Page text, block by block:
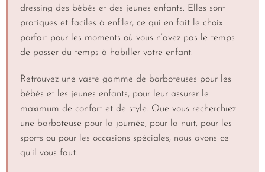
dressing des bébés et des jeunes enfants. Elles sont
pratiques et faciles à enfiler, ce qui en fait le choix
parfait pour les moments où vous n’avez pas le temps
de passer du temps à habiller votre enfant.
Retrouvez une vaste gamme de barboteuses pour les
bébés et les jeunes enfants, pour leur assurer le
maximum de confort et de style. Que vous recherchiez
une barboteuse pour la journée, pour la nuit, pour les
sports ou pour les occasions spéciales, nous avons ce
qu’il vous faut.